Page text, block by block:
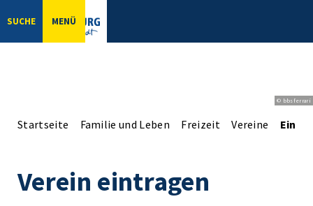
SUCHE MENÜ
© bbsferrari
Startseite Familie und Leben Freizeit Vereine
Verein eintragen